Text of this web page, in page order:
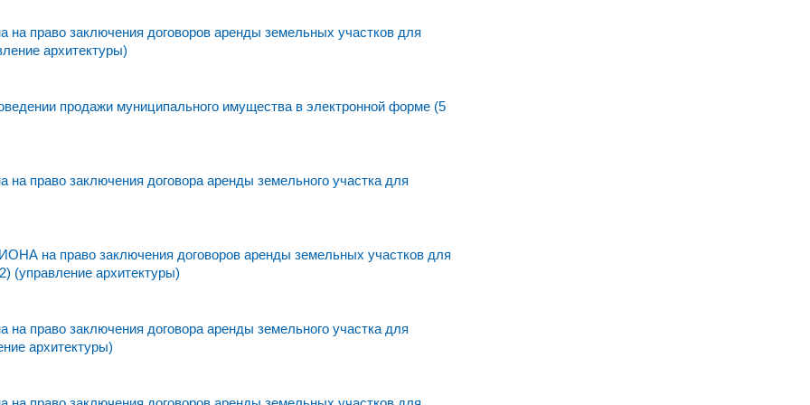
право заключения договоров аренды земельных участков для
архитектуры)
продажи муниципального имущества в электронной форме (5
право заключения договора аренды земельного участка для
заключения договоров аренды земельных участков для
архитектуры)
право заключения договора аренды земельного участка для
архитектуры)